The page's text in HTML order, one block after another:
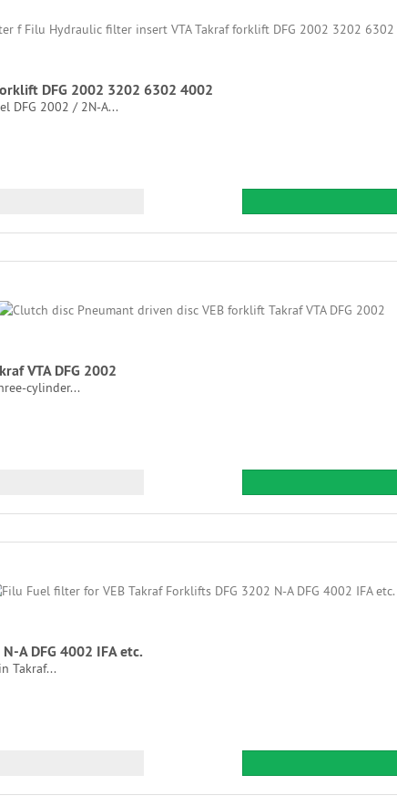
DFG 2002 3202 6302 4002
DFG 2002 / 2N-A...
VTA DFG 2002
cylinder...
A DFG 4002 IFA etc.
Takraf...